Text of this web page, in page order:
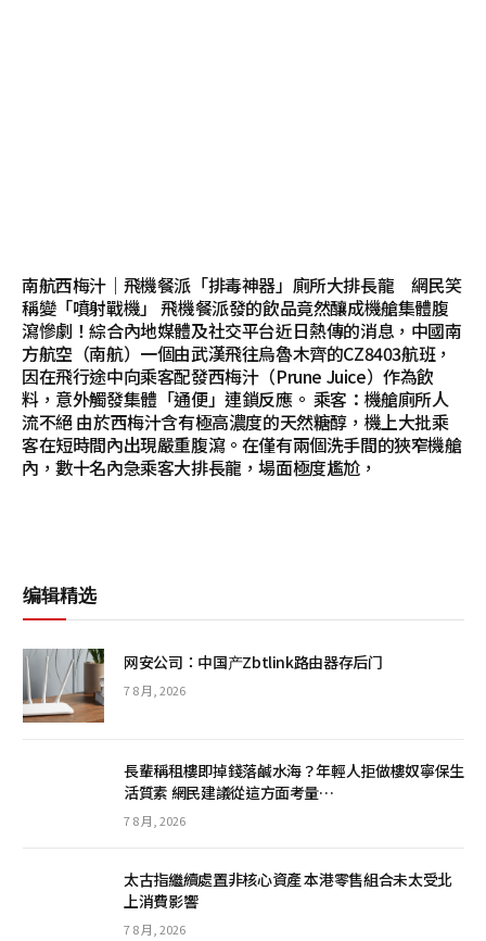
南航西梅汁｜飛機餐派「排毒神器」廁所大排長龍 網民笑
稱變「噴射戰機」 飛機餐派發的飲品竟然釀成機艙集體腹
瀉慘劇！綜合內地媒體及社交平台近日熱傳的消息，中國南
方航空（南航）一個由武漢飛往烏魯木齊的CZ8403航班，
因在飛行途中向乘客配發西梅汁（Prune Juice）作為飲
料，意外觸發集體「通便」連鎖反應。 乘客：機艙廁所人
流不絕 由於西梅汁含有極高濃度的天然糖醇，機上大批乘
客在短時間內出現嚴重腹瀉。在僅有兩個洗手間的狹窄機艙
內，數十名內急乘客大排長龍，場面極度尷尬，
编辑精选
网安公司：中国产Zbtlink路由器存后门
7 8 月, 2026
長輩稱租樓即掉錢落鹹水海？年輕人拒做樓奴寧保生
活質素 網民建議從這方面考量…
7 8 月, 2026
太古指繼續處置非核心資產 本港零售組合未太受北
上消費影響
7 8 月, 2026